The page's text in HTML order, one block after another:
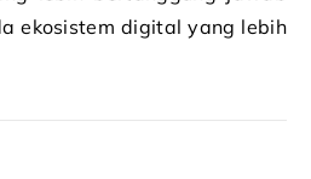
ekosistem digital yang lebih